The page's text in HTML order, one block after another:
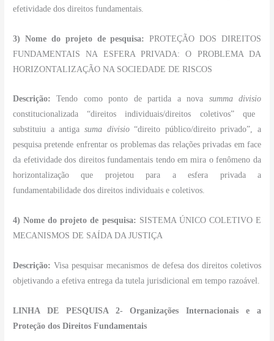
efetividade dos direitos fundamentais.
3) Nome do projeto de pesquisa: PROTEÇÃO DOS DIREITOS
FUNDAMENTAIS NA ESFERA PRIVADA: O PROBLEMA DA
HORIZONTALIZAÇÃO NA SOCIEDADE DE RISCOS
Descrição: Tendo como ponto de partida a nova summa divisio
constitucionalizada “direitos individuais/direitos coletivos” que
substituiu a antiga suma divisio“direito público/direito privado”, a
pesquisa pretende enfrentar os problemas das relações privadas em face
da efetividade dos direitos fundamentais tendo em mira o fenômeno da
horizontalização que projetou para a esfera privada a
fundamentabilidade dos direitos individuais e coletivos.
4) Nome do projeto de pesquisa: SISTEMA ÚNICO COLETIVO E
MECANISMOS DE SAÍDA DA JUSTIÇA
Descrição: Visa pesquisar mecanismos de defesa dos direitos coletivos
objetivando a efetiva entrega da tutela jurisdicional em tempo razoável.
LINHA DE PESQUISA 2- Organizações Internacionais e a
Proteção dos Direitos Fundamentais